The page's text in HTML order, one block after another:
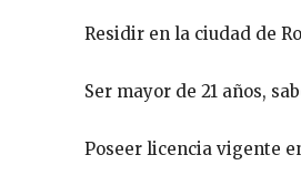
Residir en la ciudad de
Ser mayor de 21 años,
Poseer licencia vigente